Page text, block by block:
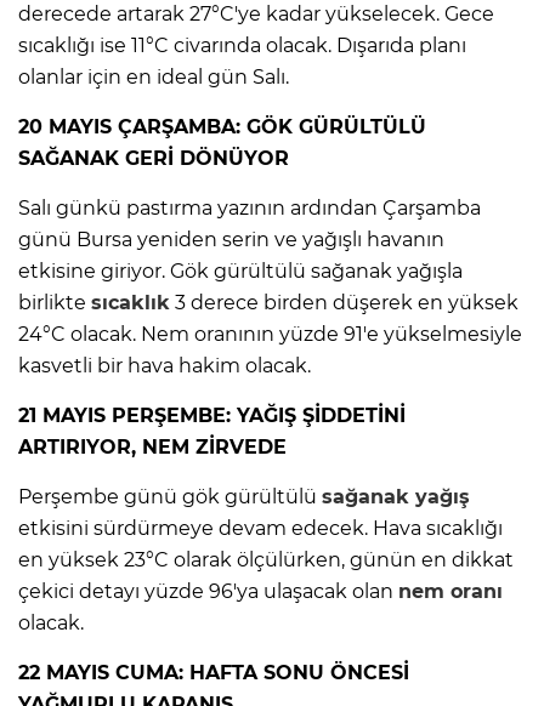
derecede artarak 27°C'ye kadar yükselecek. Gece
sıcaklığı ise 11°C civarında olacak. Dışarıda planı
olanlar için en ideal gün Salı.
20 MAYIS ÇARŞAMBA: GÖK GÜRÜLTÜLÜ
SAĞANAK GERİ DÖNÜYOR
Salı günkü pastırma yazının ardından Çarşamba
günü Bursa yeniden serin ve yağışlı havanın
etkisine giriyor. Gök gürültülü sağanak yağışla
birlikte sıcaklık 3 derece birden düşerek en yüksek
24°C olacak. Nem oranının yüzde 91'e yükselmesiyle
kasvetli bir hava hakim olacak.
21 MAYIS PERŞEMBE: YAĞIŞ ŞİDDETİNİ
ARTIRIYOR, NEM ZİRVEDE
Perşembe günü gök gürültülü sağanak yağış
etkisini sürdürmeye devam edecek. Hava sıcaklığı
en yüksek 23°C olarak ölçülürken, günün en dikkat
çekici detayı yüzde 96'ya ulaşacak olan nem oranı
olacak.
22 MAYIS CUMA: HAFTA SONU ÖNCESİ